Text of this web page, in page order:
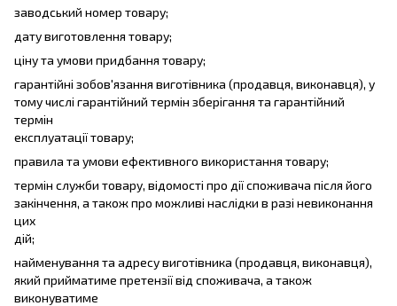
заводський номер товару;
дату виготовлення товару;
ціну та умови придбання товару;
гарантійні зобов'язання виготівника (продавця, виконавця), у
тому числі гарантійний термін зберігання та гарантійний
термін
експлуатації товару;
правила та умови ефективного використання товару;
термін служби товару, відомості про дії споживача після його
закінчення, а також про можливі наслідки в разі невиконання
цих
дій;
найменування та адресу виготівника (продавця, виконавця),
який прийматиме претензії від споживача, а також
виконуватиме